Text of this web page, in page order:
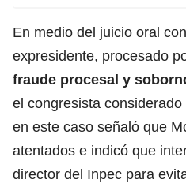
En medio del juicio oral
expresidente, procesado
fraude procesal y
el congresista
en este caso señaló que
atentados e indicó que
director del Inpec para